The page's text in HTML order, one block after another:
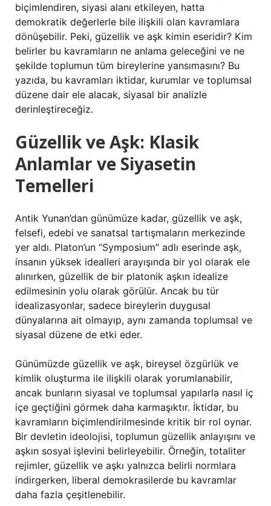
biçimlendiren, siyasi alanı etkileyen, hatta
demokratik değerlerle bile ilişkili olan kavramlara
dönüşebilir. Peki, güzellik ve aşk kimin eseridir? Kim
belirler bu kavramların ne anlama geleceğini ve ne
şekilde toplumun tüm bireylerine yansımasını? Bu
yazıda, bu kavramları iktidar, kurumlar ve toplumsal
düzene dair ele alacak, siyasal bir analizle
derinleştireceğiz.
Güzellik ve Aşk: Klasik
Anlamlar ve Siyasetin
Temelleri
Antik Yunan’dan günümüze kadar, güzellik ve aşk,
felsefi, edebi ve sanatsal tartışmaların merkezinde
yer aldı. Platon’un “Symposium” adlı eserinde aşk,
insanın yüksek idealleri arayışında bir yol olarak ele
alınırken, güzellik de bir platonik aşkın idealize
edilmesinin yolu olarak görülür. Ancak bu tür
idealizasyonlar, sadece bireylerin duygusal
dünyalarına ait olmayıp, aynı zamanda toplumsal ve
siyasal düzene de etki eder.
Günümüzde güzellik ve aşk, bireysel özgürlük ve
kimlik oluşturma ile ilişkili olarak yorumlanabilir,
ancak bunların siyasal ve toplumsal yapılarla nasıl iç
içe geçtiğini görmek daha karmaşıktır. İktidar, bu
kavramların biçimlendirilmesinde kritik bir rol oynar.
Bir devletin ideolojisi, toplumun güzellik anlayışını ve
aşkın sosyal işlevini belirleyebilir. Örneğin, totaliter
rejimler, güzellik ve aşkı yalnızca belirli normlara
indirgerken, liberal demokrasilerde bu kavramlar
daha fazla çeşitlenebilir.